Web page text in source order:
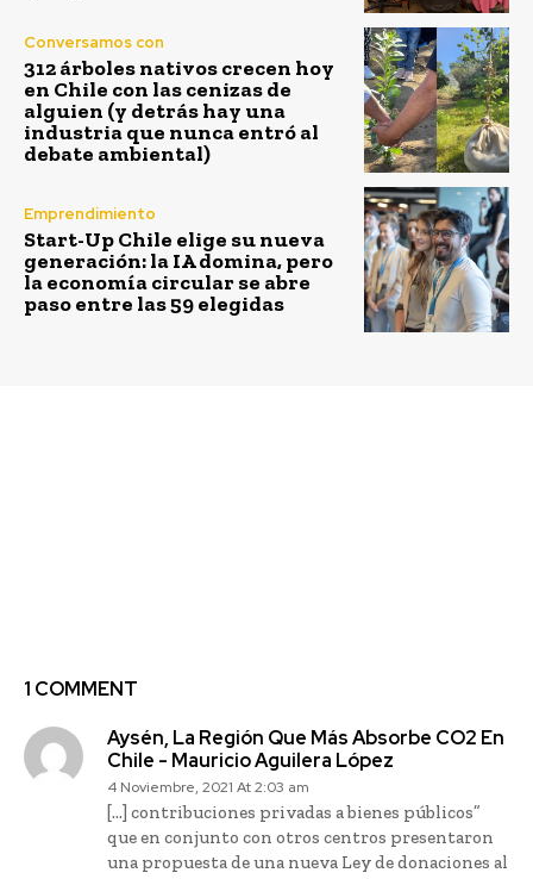
Conversamos con
312 árboles nativos crecen hoy
en Chile con las cenizas de
alguien (y detrás hay una
industria que nunca entró al
debate ambiental)
Emprendimiento
Start-Up Chile elige su nueva
generación: la IA domina, pero
la economía circular se abre
paso entre las 59 elegidas
1 COMMENT
Aysén, La Región Que Más Absorbe CO2 En
Chile - Mauricio Aguilera López
4 Noviembre, 2021 At 2:03 am
[…] contribuciones privadas a bienes públicos”
que en conjunto con otros centros presentaron
una propuesta de una nueva Ley de donaciones al